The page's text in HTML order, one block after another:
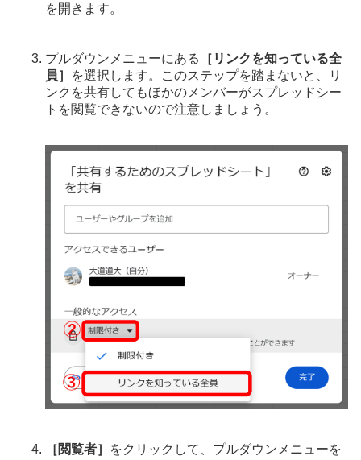
を開きます。
プルダウンメニューにある
［リンクを知っている全
員］
を選択します。このステップを踏まないと、リ
ンクを共有してもほかのメンバーがスプレッドシー
トを閲覧できないので注意しましょう。
［閲覧者］
をクリックして、プルダウンメニューを